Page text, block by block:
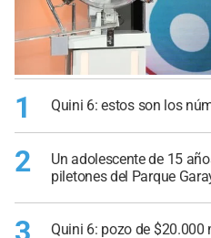
1 Quini 6: estos son los
2
Un adolescente de 15
piletones del Parque
Quini 6: pozo de